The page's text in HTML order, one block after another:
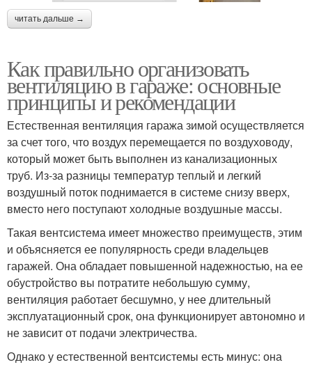
читать дальше →
Как правильно организовать
вентиляцию в гараже: основные
принципы и рекомендации
Естественная вентиляция гаража зимой осуществляется
за счет того, что воздух перемещается по воздуховоду,
который может быть выполнен из канализационных
труб. Из-за разницы температур теплый и легкий
воздушный поток поднимается в системе снизу вверх,
вместо него поступают холодные воздушные массы.
Такая вентсистема имеет множество преимуществ, этим
и объясняется ее популярность среди владельцев
гаражей. Она обладает повышенной надежностью, на ее
обустройство вы потратите небольшую сумму,
вентиляция работает бесшумно, у нее длительный
эксплуатационный срок, она функционирует автономно и
не зависит от подачи электричества.
Однако у естественной вентсистемы есть минус: она